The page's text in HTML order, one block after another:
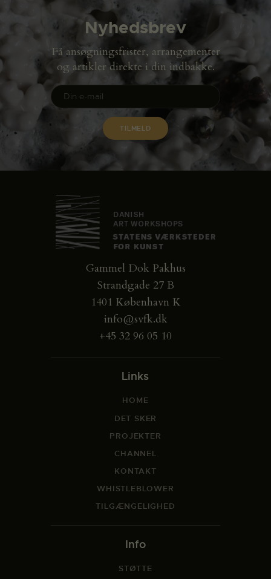
Nyhedsbrev
Få ansøgningsfrister, arrangementer
og artikler direkte i din indbakke.
Gammel Dok Pakhus
Strandgade 27 B
1401 København K
info@svfk.dk
+45 32 96 05 10
Links
HOME
DET SKER
PROJEKTER
CHANNEL
KONTAKT
WHISTLEBLOWER
TILGÆNGELIGHED
Info
STØTTE